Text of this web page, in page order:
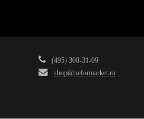
(495) 308-31-09
shop@neformarket.ru